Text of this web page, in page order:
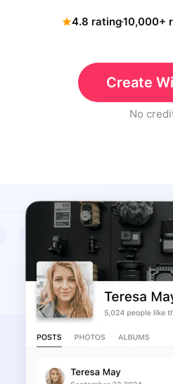
4.8 rating10,000+
Create
No